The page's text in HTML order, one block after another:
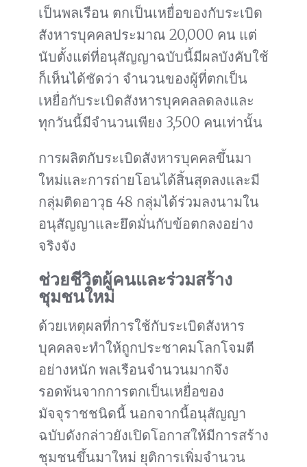
เป็นพลเรือน ตกเป็นเหยื่อของกับระเบิด
สังหารบุคคลประมาณ 20,000 คน แต่
นับตั้งแต่ที่อนุสัญญาฉบับนี้มีผลบังคับใช้
ก็เห็นได้ชัดว่า จำนวนของผู้ที่ตกเป็น
เหยื่อกับระเบิดสังหารบุคคลลดลงและ
ทุกวันนี้มีจำนวนเพียง 3,500 คนเท่านั้น
การผลิตกับระเบิดสังหารบุคคลขึ้นมา
ใหม่และการถ่ายโอนได้สิ้นสุดลงและมี
กลุ่มติดอาวุธ 48 กลุ่มได้ร่วมลงนามใน
อนุสัญญาและยึดมั่นกับข้อตกลงอย่าง
จริงจัง
ช่วยชีวิตผู้คนและร่วมสร้าง
ชุมชนใหม่
ด้วยเหตุผลที่การใช้กับระเบิดสังหาร
บุคคลจะทำให้ถูกประชาคมโลกโจมตี
อย่างหนัก พลเรือนจำนวนมากจึง
รอดพ้นจากการตกเป็นเหยื่อของ
มัจจุราชชนิดนี้ นอกจากนี้อนุสัญญา
ฉบับดังกล่าวยังเปิดโอกาสให้มีการสร้าง
ชุมชนขึ้นมาใหม่ ยุติการเพิ่มจำนวน